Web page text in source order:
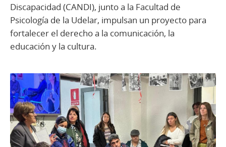
Discapacidad (CANDI), junto a la Facultad de
Psicología de la Udelar, impulsan un proyecto para
fortalecer el derecho a la comunicación, la
educación y la cultura.